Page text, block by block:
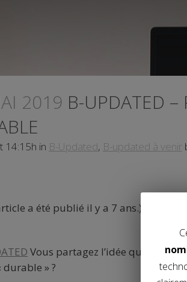
2019 B-UPDATED –
14:15h in B-Updated, B-updated à venir
a été publié il y a 7 ans.)
Vous partagez l’idée que la
durable » ?